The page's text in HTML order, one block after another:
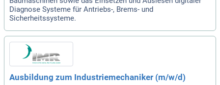
Diagnose Systeme für Antriebs-, Brems- und
Sicherheitssysteme.
Ausbildung zum Industriemechaniker (m/w/d)